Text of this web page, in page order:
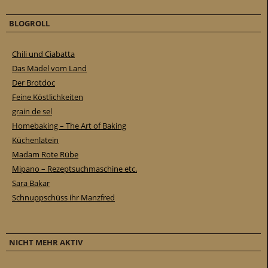
BLOGROLL
Chili und Ciabatta
Das Mädel vom Land
Der Brotdoc
Feine Köstlichkeiten
grain de sel
Homebaking – The Art of Baking
Küchenlatein
Madam Rote Rübe
Mipano – Rezeptsuchmaschine etc.
Sara Bakar
Schnuppschüss ihr Manzfred
NICHT MEHR AKTIV